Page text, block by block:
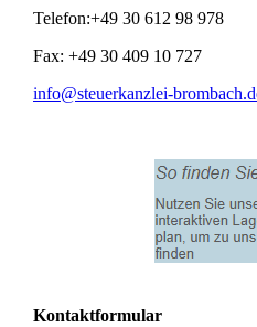
Telefon:+49 30 612 98 978
Fax: +49 30 409 10 727
info@steuerkanzlei-
Kontaktformular